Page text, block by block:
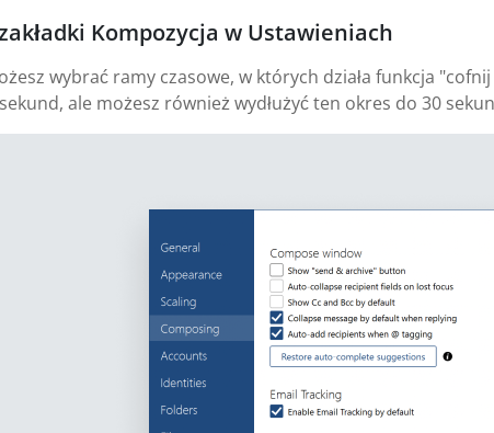
Kompozycja w Ustawieniach
wybrać ramy czasowe, w których działa funkcja
ale możesz również wydłużyć ten okres do 30